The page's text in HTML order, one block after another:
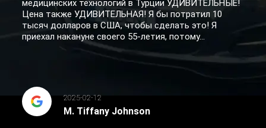
медицинских технологий в Турции УДИВИТЕЛЬНЫЕ!
Цена также УДИВИТЕЛЬНАЯ! Я бы потратил 10
тысяч долларов в США, чтобы сделать это! Я
приехал накануне своего 55-летия, потому...
2025-02-12
M. Tiffany Johnson